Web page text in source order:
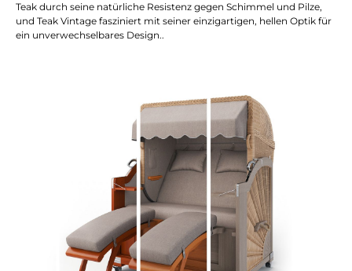
Teak durch seine natürliche Resistenz gegen Schimmel und Pilze,
und Teak Vintage fasziniert mit seiner einzigartigen, hellen Optik für
ein unverwechselbares Design..